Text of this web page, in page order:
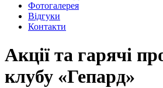
Фотогалерея
Відгуки
Контакти
Акції та гарячі
клубу «Гепард»